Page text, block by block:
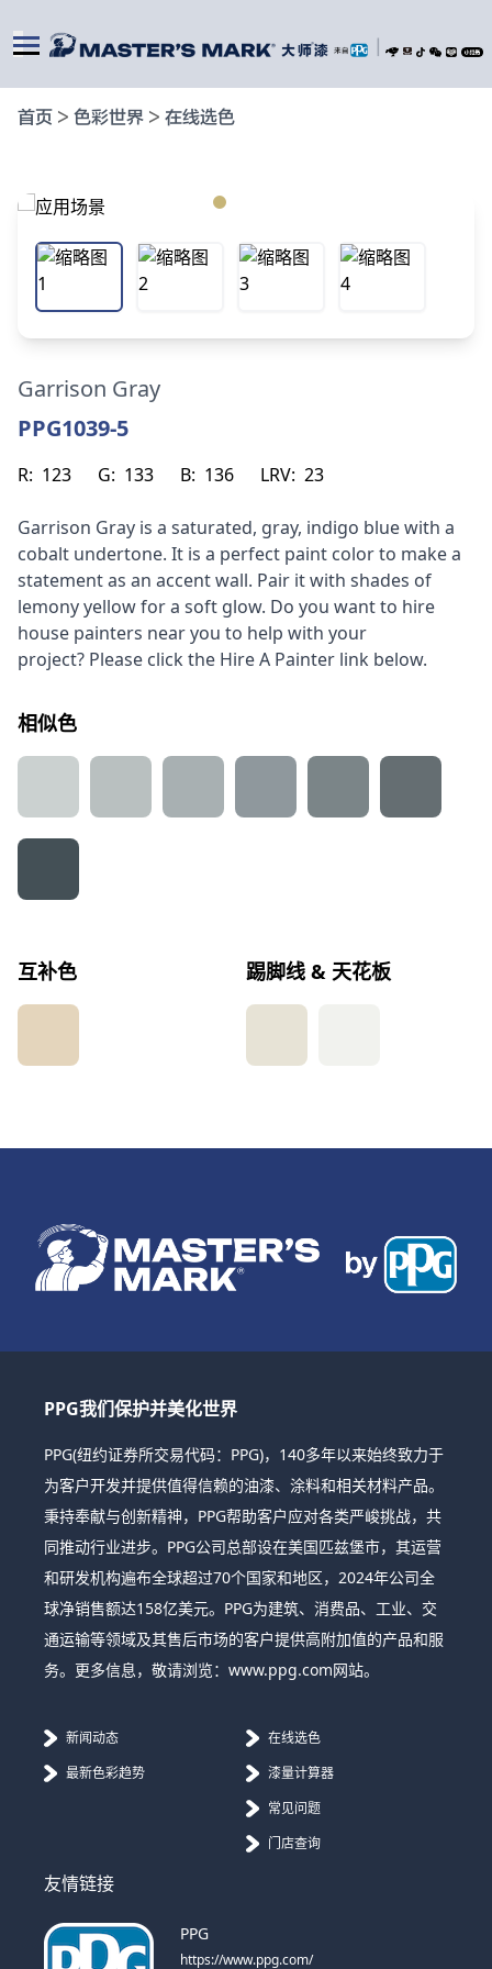
首页 > 色彩世界 > 在线选色
Garrison Gray
PPG1039-5
R: 123 G: 133 B: 136 LRV: 23
Garrison Gray is a saturated, gray, indigo blue with a
cobalt undertone. It is a perfect paint color to make a
statement as an accent wall. Pair it with shades of
lemony yellow for a soft glow. Do you want to hire
house painters near you to help with your
project? Please click the Hire A Painter link below.
相似色
互补色 踢脚线 & 天花板
PPG我们保护并美化世界
PPG(纽约证券所交易代码：PPG)，140多年以来始终致力于
为客户开发并提供值得信赖的油漆、涂料和相关材料产品。
秉持奉献与创新精神，PPG帮助客户应对各类严峻挑战，共
同推动行业进步。PPG公司总部设在美国匹兹堡市，其运营
和研发机构遍布全球超过70个国家和地区，2024年公司全
球净销售额达158亿美元。PPG为建筑、消费品、工业、交
通运输等领域及其售后市场的客户提供高附加值的产品和服
务。更多信息，敬请浏览：www.ppg.com网站。
新闻动态
最新色彩趋势
在线选色
漆量计算器
常见问题
门店查询
友情链接
PPG
https://www.ppg.com/